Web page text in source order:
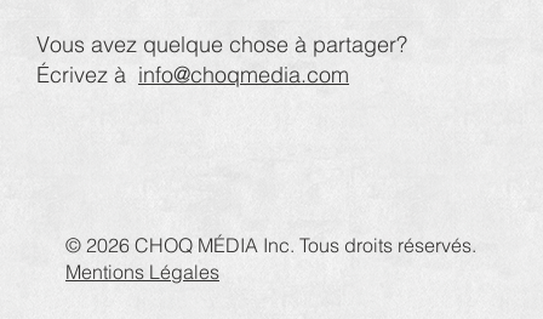
© 2026 CHOQ MÉDIA Inc. Tous droits réservés.
Mentions Légales
Vous avez quelque chose à partager?
Écrivez à info@choqmedia.com